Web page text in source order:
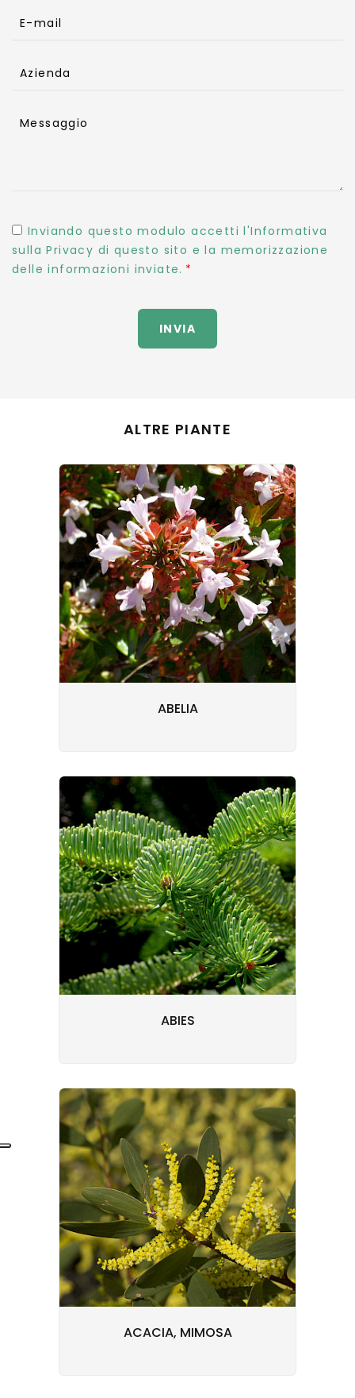
E-mail
Azienda
Messaggio
Inviando questo modulo accetti l'Informativa
sulla Privacy di questo sito e la memorizzazione
delle informazioni inviate.
INVIA
ALTRE PIANTE
ABELIA
ABIES
ACACIA, MIMOSA